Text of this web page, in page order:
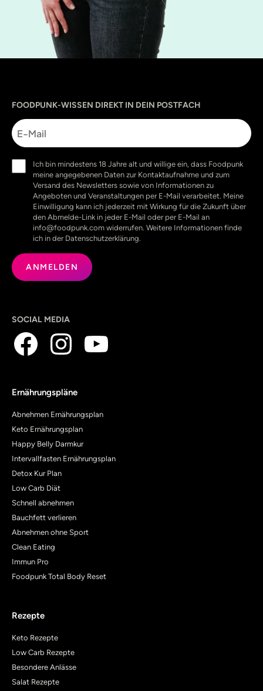
FOODPUNK-WISSEN DIREKT IN DEIN POSTFACH
E-
Mail
(erforderlich)
Ich bin mindestens 18 Jahre alt und willige ein, dass Foodpunk
meine angegebenen Daten zur Kontaktaufnahme und zum
Versand des Newsletters sowie von Informationen zu
Angeboten und Veranstaltungen per E-Mail verarbeitet. Meine
Einwilligung kann ich jederzeit mit Wirkung für die Zukunft über
den Abmelde-Link in jeder E-Mail oder per E-Mail an
info@foodpunk.com widerrufen. Weitere Informationen finde
ich in der Datenschutzerklärung.
SOCIAL MEDIA
Ernährungspläne
Abnehmen Ernährungsplan
Keto Ernährungsplan
Happy Belly Darmkur
Intervallfasten Ernährungsplan
Detox Kur Plan
Low Carb Diät
Schnell abnehmen
Bauchfett verlieren
Abnehmen ohne Sport
Clean Eating
Immun Pro
Foodpunk Total Body Reset
Rezepte
Keto Rezepte
Low Carb Rezepte
Besondere Anlässe
Salat Rezepte